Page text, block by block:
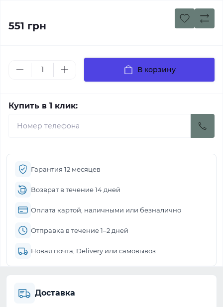
551 грн
В корзину
Купить в 1 клик:
Гарантия 12 месяцев
Возврат в течение 14 дней
Оплата картой, наличными или безналично
Отправка в течение 1–2 дней
Новая почта, Delivery или самовывоз
Доставка